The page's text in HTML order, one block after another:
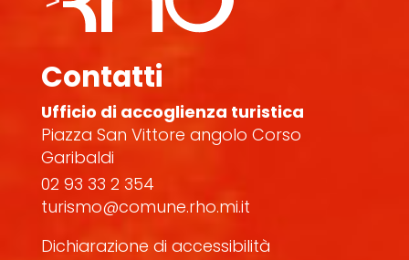
Contatti
Ufficio di accoglienza turistica
Piazza San Vittore angolo Corso
Garibaldi
02 93 33 2 354
turismo@comune.rho.mi.it
Dichiarazione di accessibilità